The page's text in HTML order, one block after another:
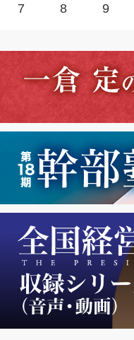
7 8 9